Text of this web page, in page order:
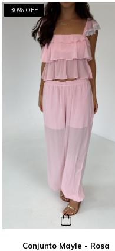
30% OFF
Conjunto Mayle - Rosa